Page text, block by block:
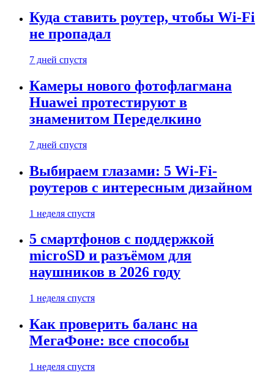
Куда ставить роутер, чтобы Wi-Fi
не пропадал
7 дней спустя
Камеры нового фотофлагмана
Huawei протестируют в
знаменитом Переделкино
7 дней спустя
Выбираем глазами: 5 Wi-Fi-
роутеров с интересным дизайном
1 неделя спустя
5 смартфонов с поддержкой
microSD и разъёмом для
наушников в 2026 году
1 неделя спустя
Как проверить баланс на
МегаФоне: все способы
1 неделя спустя